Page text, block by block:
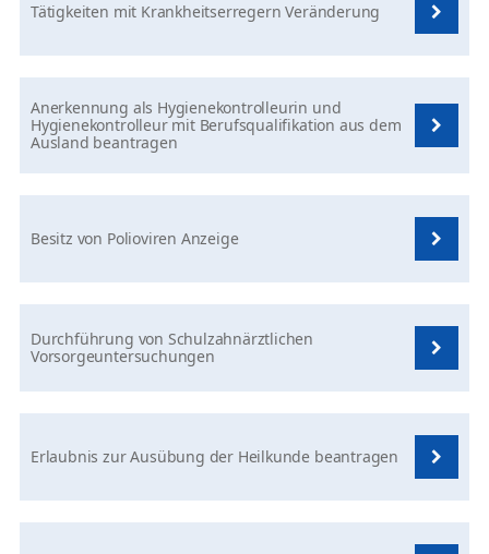
Tätigkeiten mit Krankheitserregern Veränderung
Anerkennung als Hygienekontrolleurin und
Hygienekontrolleur mit Berufsqualifikation aus dem
Ausland beantragen
Besitz von Polioviren Anzeige
Durchführung von Schulzahnärztlichen
Vorsorgeuntersuchungen
Erlaubnis zur Ausübung der Heilkunde beantragen